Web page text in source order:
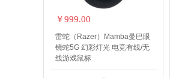
￥999.00
雷蛇（Razer）Mamba曼巴眼
镜蛇5G 幻彩灯光 电竞有线/无
线游戏鼠标